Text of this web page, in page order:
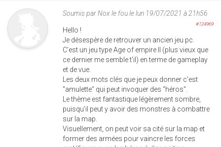
Soumis parNox le foule lun 19/07/2021 à 21h56
#124969
Hello !
Je désespère de retrouver un ancien jeu pc.
C'est un jeu type Age of empire II (plus vieux que
ce dernier me semble t'il) en terme de gameplay
et de vue.
Les deux mots clés que je peux donner c'est
"amulette" qui peut invoquer des "héros".
Le thème est fantastique légèrement sombre,
puisqu'il peut y avoir des monstres à combattre
sur la map.
Visuellement, on peut voir sa cité sur la map et
former des armées pour vaincre les forces